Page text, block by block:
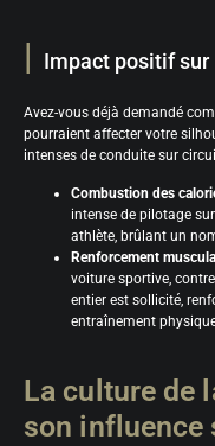
Impact positif
Avez-vous déjà demandé
pourraient affecter votre
intenses de conduite sur
Combustion des
intense de pilotage
athlète, brûlant un
Renforcement
voiture sportive,
entier est sollicité,
entraînement
La culture de
son influence